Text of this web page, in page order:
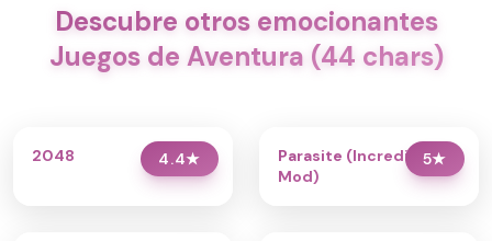
Descubre otros emocionantes
Juegos de Aventura (44 chars)
4.4★
2048 5★
Parasite (Incredibox
Mod)